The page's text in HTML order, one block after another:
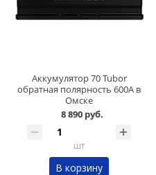
Аккумулятор 70 Tubor
обратная полярность 600А в
Омске
8 890 руб.
шт
В корзину